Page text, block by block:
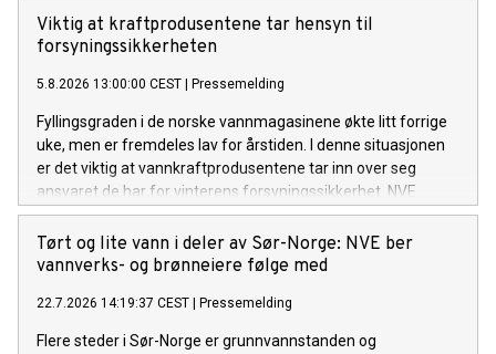
Viktig at kraftprodusentene tar hensyn til
forsyningssikkerheten
5.8.2026 13:00:00 CEST Pressemelding
Fyllingsgraden i de norske vannmagasinene økte litt forrige
uke, men er fremdeles lav for årstiden. I denne situasjonen
er det viktig at vannkraftprodusentene tar inn over seg
ansvaret de har for vinterens forsyningssikkerhet. NVE
følger utviklingen av kraftsituasjonen, i tett dialog med
Statnett. Om nødvendig vil NVE innføre en
rapporteringsordning for kraftprodusentene.
Tørt og lite vann i deler av Sør-Norge: NVE ber
vannverks- og brønneiere følge med
22.7.2026 14:19:37 CEST Pressemelding
Flere steder i Sør-Norge er grunnvannstanden og